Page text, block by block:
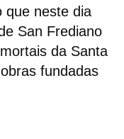
que neste dia
San Frediano
da Santa
fundadas